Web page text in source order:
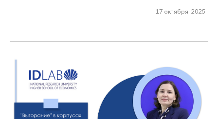
17 октября 2025